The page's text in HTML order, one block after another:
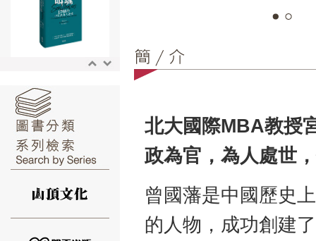
⑥
北大國際MBA教授
政為官，為人處世
曾國藩是中國歷史
的人物，成功創建